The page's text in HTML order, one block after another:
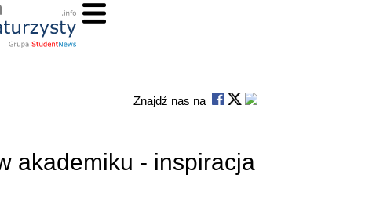
Znajdź nas na
akademiku - inspiracja